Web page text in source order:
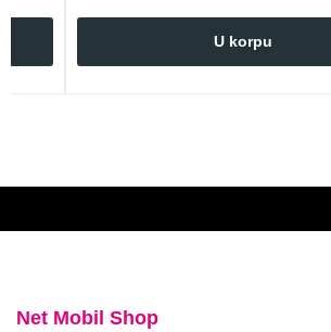
U korpu
Net Mobil Shop